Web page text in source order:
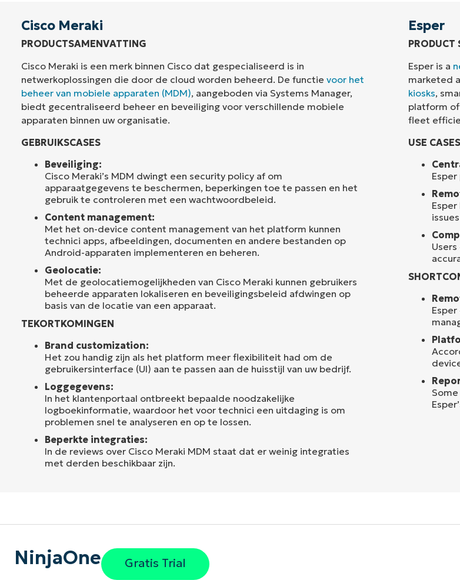
Cisco Meraki
PRODUCTSAMENVATTING
Cisco Meraki is een merk binnen Cisco dat gespecialiseerd is in
netwerkoplossingen die door de cloud worden beheerd. De functie voor het
beheer van mobiele apparaten (MDM), aangeboden via Systems Manager,
biedt gecentraliseerd beheer en beveiliging voor verschillende mobiele
apparaten binnen uw organisatie.
GEBRUIKSCASES
Beveiliging:
Cisco Meraki’s MDM dwingt een security policy af om
apparaatgegevens te beschermen, beperkingen toe te passen en het
gebruik te controleren met een wachtwoordbeleid.
Content management:
Met het on-device content management van het platform kunnen
technici apps, afbeeldingen, documenten en andere bestanden op
Android-apparaten implementeren en beheren.
Geolocatie:
Met de geolocatiemogelijkheden van Cisco Meraki kunnen gebruikers
beheerde apparaten lokaliseren en beveiligingsbeleid afdwingen op
basis van de locatie van een apparaat.
TEKORTKOMINGEN
Brand customization:
Het zou handig zijn als het platform meer flexibiliteit had om de
gebruikersinterface (UI) aan te passen aan de huisstijl van uw bedrijf.
Loggegevens:
In het klantenportaal ontbreekt bepaalde noodzakelijke
logboekinformatie, waardoor het voor technici een uitdaging is om
problemen snel te analyseren en op te lossen.
Beperkte integraties:
In de reviews over Cisco Meraki MDM staat dat er weinig integraties
met derden beschikbaar zijn.
Esper
PRODUCT
Esper is a
marketed
kiosks,
platform
fleet
USE CASES
NinjaOne Gratis Trial
Company